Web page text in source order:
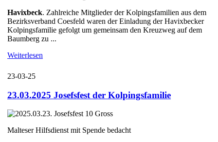
Havixbeck. Zahlreiche Mitglieder der Kolpingsfamilien aus dem
Bezirksverband Coesfeld waren der Einladung der Havixbecker
Kolpingsfamilie gefolgt um gemeinsam den Kreuzweg auf dem
Baumberg zu ...
Weiterlesen
23-03-25
23.03.2025 Josefsfest der Kolpingsfamilie
Malteser Hilfsdienst mit Spende bedacht